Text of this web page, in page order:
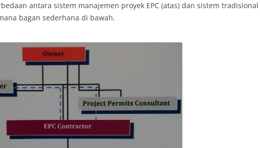
antara sistem manajemen proyek EPC (atas) dan sistem tradisional
bagan sederhana di bawah.